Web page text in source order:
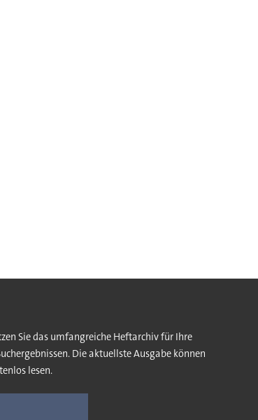
Sie das umfangreiche Heftarchiv für Ihre
Die aktuellste Ausgabe können
lesen.